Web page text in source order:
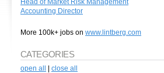
Accounting Director
More 100k+ jobs on www.lintberg.com
CATEGORIES
open all
close all